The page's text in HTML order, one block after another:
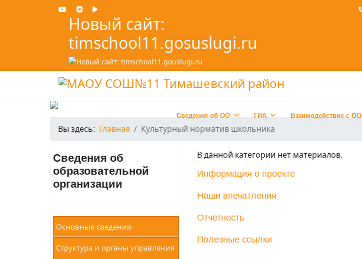
Новый сайт:
timschool11.gosuslugi.ru
Сведения об ОО ГИА Взаимодействие с ОО
Вы здесь: Главная Культурный норматив школьника
Сведения об
образовательной
организации
Основные сведения
Структура и органы управления
В данной категории нет материалов.
Информация о проекте
Наши впечатления
Отчетность
Полезные ссылки